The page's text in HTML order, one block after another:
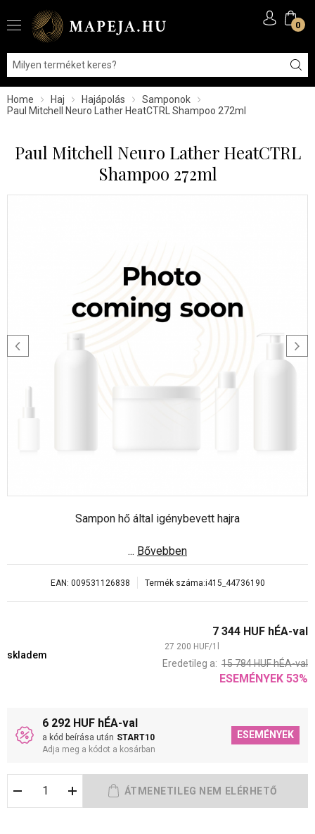
0
Home Haj Hajápolás
Samponok
Paul Mitchell Neuro Lather HeatCTRL Shampoo 272ml
Paul Mitchell Neuro Lather HeatCTRL
Shampoo 272ml
Sampon hő által igénybevett hajra
... Bővebben
EAN: 009531126838 Termék száma:i415_44736190
skladem
7 344 HUF hÉA-val
27 200 HUF/1
Eredetileg a: 15 784HUFhÉA-val
ESEMÉNYEK 53%
6 292 HUF hÉA-val
a kód beírása után START10
Adja meg a kódot a kosárban
ESEMÉNYEK